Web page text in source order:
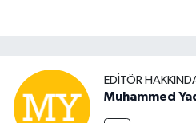
EDITÖR
Muhammed